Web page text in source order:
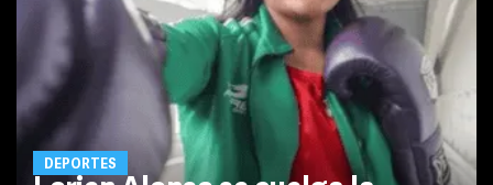
DEPORTES